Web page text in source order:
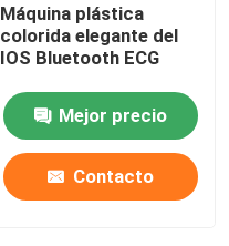
Máquina plástica
colorida elegante del
IOS Bluetooth ECG
Mejor precio
Contacto